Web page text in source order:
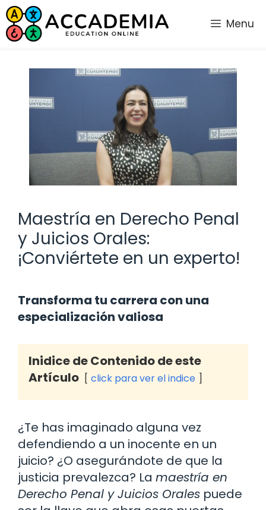
Saltar
al
contenido
Menu
Maestría en Derecho Penal
y Juicios Orales:
¡Conviértete en un experto!
Transforma tu carrera con una
especialización valiosa
Inidice de Contenido de este
Artículo
click para ver el indice
¿Te has imaginado alguna vez
defendiendo a un inocente en un
juicio? ¿O asegurándote de que la
justicia prevalezca? La maestría en
Derecho Penal y Juicios Orales puede